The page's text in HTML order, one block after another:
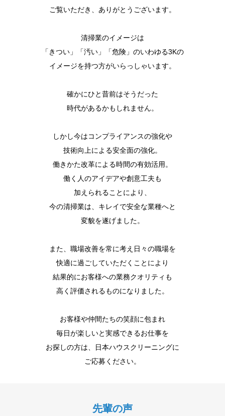
ご覧いただき、ありがとうございます。
清掃業のイメージは
「きつい」「汚い」「危険」のいわゆる3Kの
イメージを持つ方がいらっしゃいます。
確かにひと昔前はそうだった
時代があるかもしれません。
しかし今はコンプライアンスの強化や
技術向上による安全面の強化。
働きかた改革による時間の有効活用。
働く人のアイデアや創意工夫も
加えられることにより、
今の清掃業は、キレイで安全な業種へと
変貌を遂げました。
また、職場改善を常に考え日々の職場を
快適に過ごしていただくことにより
結果的にお客様への業務クオリティも
高く評価されるものになりました。
お客様や仲間たちの笑顔に包まれ
毎日が楽しいと実感できるお仕事を
お探しの方は、日本ハウスクリーニングに
ご応募ください。
先輩の声